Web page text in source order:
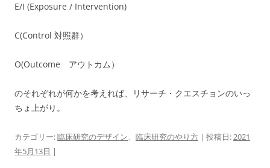
E/I (Exposure / Intervention)
C(Control 対照群）
O(Outcome アウトカム）
のそれぞれが何かを考えれば、リサーチ・クエスチョンのいっ
ちょ上がり。
カテゴリー:臨床研究のデザイン、 臨床研究のやり方 | 投稿日:2021
年5月13日 |